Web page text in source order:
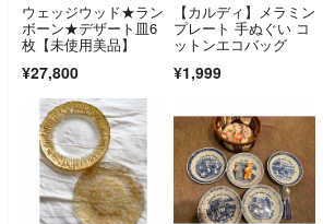
ウェッジウッド★ラン
ボーン★デザート皿6
枚【未使用美品】
¥27,800
【カルディ】メラミン
プレート 手ぬぐい コ
ットンエコバッグ
¥1,999